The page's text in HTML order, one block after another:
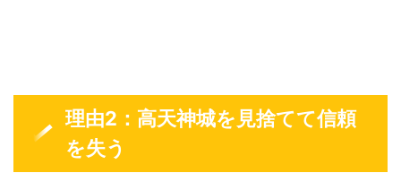
理由2：高天神城を見捨てて信頼
を失う